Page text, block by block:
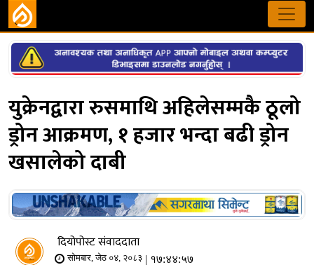
युक्रेनद्वारा रुसमाथि अहिलेसम्मकै ठूलो
ड्रोन आक्रमण, १ हजार भन्दा बढी ड्रोन
खसालेको दाबी
दियोपोस्ट संवाददाता
सोमबार, जेठ ०४, २०८३ | १७:४४:५७